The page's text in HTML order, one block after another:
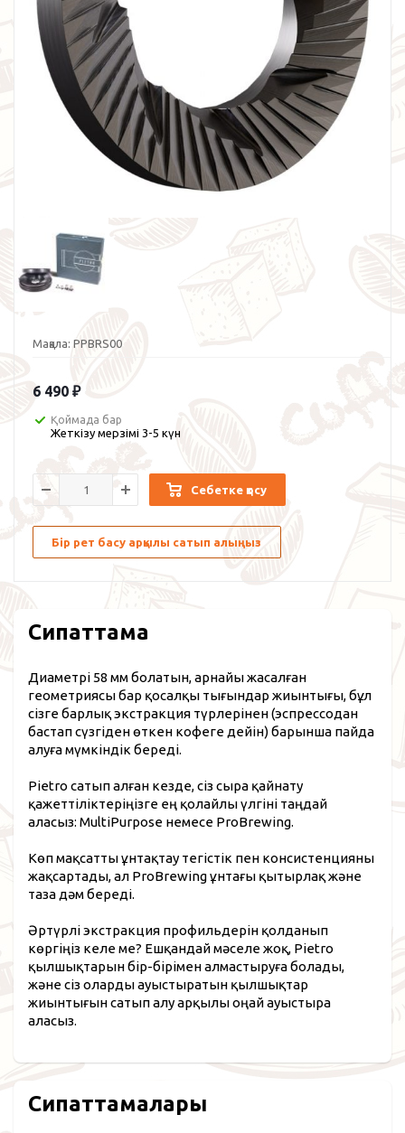
Мақала: PPBRS00
6 490 ₽
Қоймада бар
Жеткізу мерзімі 3-5 күн
Себетке қосу
Бір рет басу арқылы сатып алыңыз
Сипаттама
Диаметрі 58 мм болатын, арнайы жасалған
геометриясы бар қосалқы тығындар жиынтығы, бұл
сізге барлық экстракция түрлерінен (эспрессодан
бастап сүзгіден өткен кофеге дейін) барынша пайда
алуға мүмкіндік береді.
Pietro сатып алған кезде, сіз сыра қайнату
қажеттіліктеріңізге ең қолайлы үлгіні таңдай
аласыз: MultiPurpose немесе ProBrewing.
Көп мақсатты ұнтақтау тегістік пен консистенцияны
жақсартады, ал ProBrewing ұнтағы қытырлақ және
таза дәм береді.
Әртүрлі экстракция профильдерін қолданып
көргіңіз келе ме? Ешқандай мәселе жоқ, Pietro
қылшықтарын бір-бірімен алмастыруға болады,
және сіз оларды ауыстыратын қылшықтар
жиынтығын сатып алу арқылы оңай ауыстыра
аласыз.
Сипаттамалары